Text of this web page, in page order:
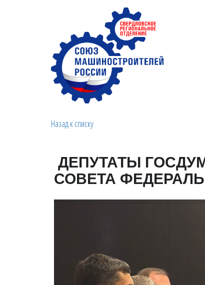
Назад к списку
ДЕПУТАТЫ
СОВЕТА